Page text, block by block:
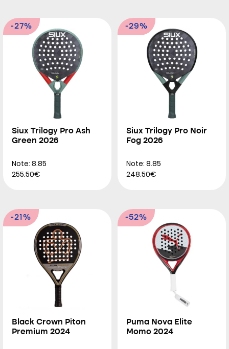
-27%
Siux Trilogy Pro Ash
Green 2026
Note: 8.85
255.50€
-29%
Siux Trilogy Pro Noir
Fog 2026
Note: 8.85
248.50€
-21%
Black Crown Piton
Premium 2024
-52%
Puma Nova Elite
Momo 2024